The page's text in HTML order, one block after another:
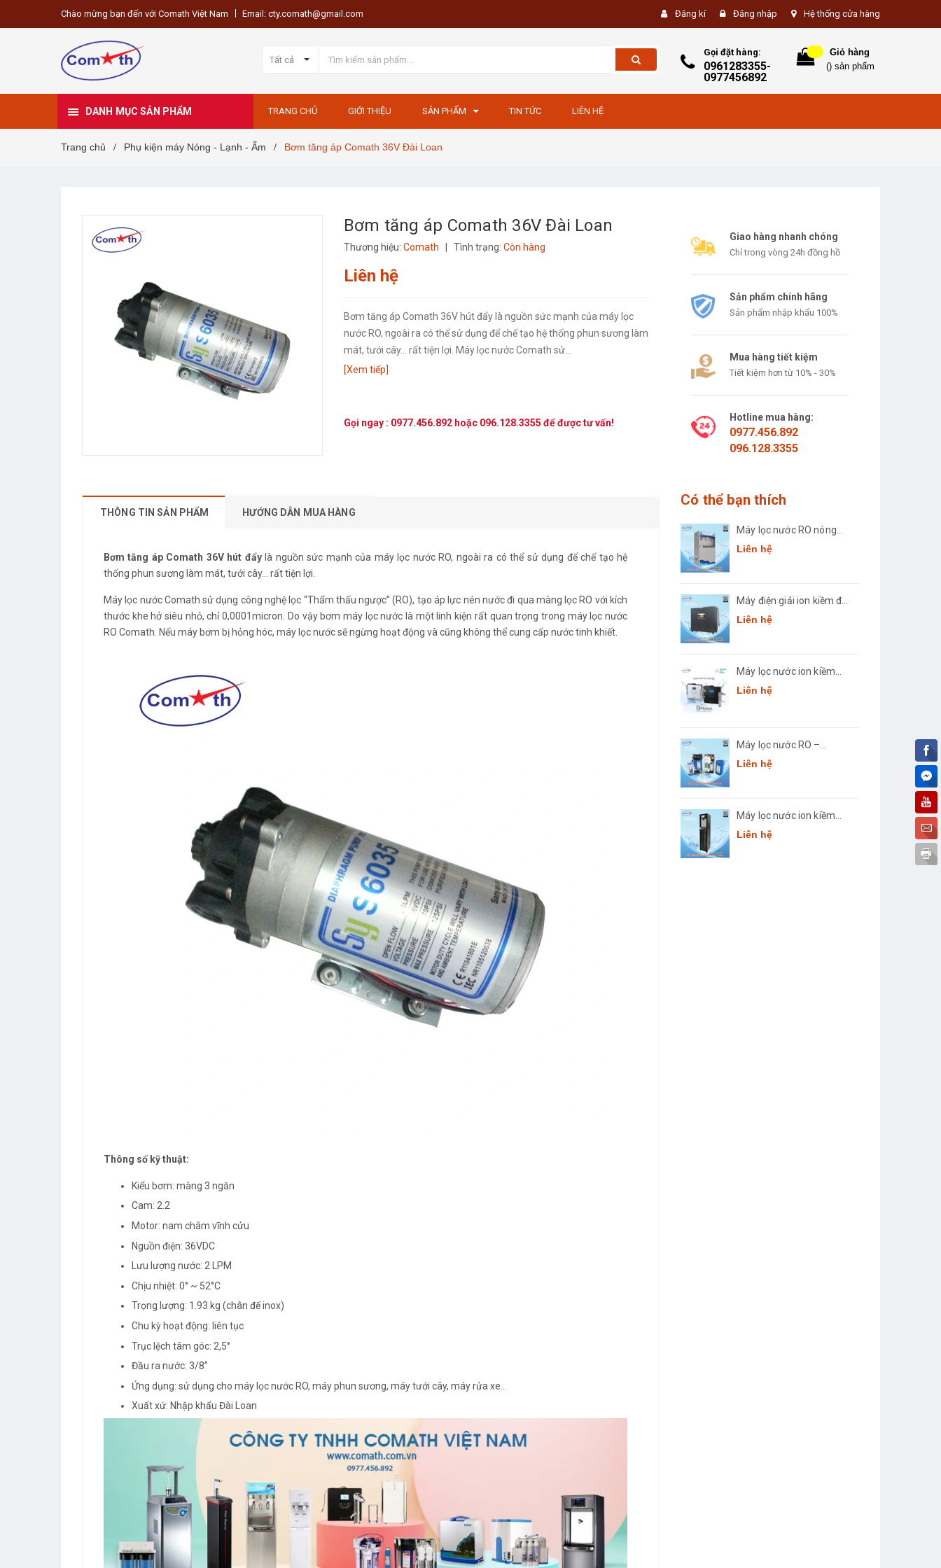
Chào mừng bạn đến với Comath Việt Nam Email: cty.comath@gmail.com Đăng kí Đăng nhập Hệ thống cửa hàng
Tất cả
Gọi đặt hàng:
0961283355-
0977456892
Giỏ hàng
() sản phẩm
DANH MỤC SẢN PHẨM TRANG CHỦ GIỚI THIỆU SẢN PHẨM TIN TỨC LIÊN HỆ
Trang chủ / Phụ kiện máy Nóng - Lạnh - Ấm / Bơm tăng áp Comath 36V Đài Loan
Bơm tăng áp Comath 36V Đài Loan
Thương hiệu: Comath Tình trạng: Còn hàng
Liên hệ
Bơm tăng áp Comath 36V hút đẩy là nguồn sức mạnh của máy lọc
nước RO, ngoài ra có thể sử dụng để chế tạo hệ thống phun sương làm
mát, tưới cây... rất tiện lợi. Máy lọc nước Comath sử...
[Xem tiếp]
Gọi ngay : 0977.456.892 hoặc 096.128.3355 để được tư vấn!
THÔNG TIN SẢN PHẨM HƯỚNG DẪN MUA HÀNG
Bơm tăng áp Comath 36V hút đẩylà nguồn sức mạnh của máy lọc nước RO, ngoài ra có thể sử dụng để chế tạo hệ
thống phun sương làm mát, tưới cây... rất tiện lợi.
Máy lọc nước Comath sử dụng công nghệ lọc “Thẩm thấu ngược” (RO), tạo áp lực nén nước đi qua màng lọc RO với kích
thước khe hở siêu nhỏ, chỉ 0,0001micron. Do vậy bơm máy lọc nước là một linh kiện rất quan trọng trong máy lọc nước
RO Comath. Nếu máy bơm bị hỏng hóc, máy lọc nước sẽ ngừng hoạt động và cũng không thể cung cấp nước tinh khiết.
Thông số kỹ thuật:
Kiểu bơm: màng 3 ngăn
Cam: 2.2
Motor: nam châm vĩnh cửu
Nguồn điện: 36VDC
Lưu lượng nước: 2 LPM
Chịu nhiệt: 0° ~ 52°C
Trọng lượng: 1.93 kg (chân đế inox)
Chu kỳ hoạt động: liên tục
Trục lệch tâm góc: 2,5°
Đầu ra nước: 3/8”
Ứng dụng: sử dụng cho máy lọc nước RO, máy phun sương, máy tưới cây, máy rửa xe...
Xuất xứ: Nhập khẩu Đài Loan
Giao hàng nhanh chóng
Chỉ trong vòng 24h đồng hồ
Sản phẩm chính hãng
Sản phẩm nhập khẩu 100%
Mua hàng tiết kiệm
Tiết kiệm hơn từ 10% - 30%
Hotline mua hàng:
0977.456.892
096.128.3355
Có thể bạn thích
Máy lọc nước RO nóng
lạnh công suất lớn
Comath CM2681-50
Liên hệ
Máy điện giải ion kiềm để
bàn Comath Smart CM-
Liên hệ
Máy lọc nước ion kiềm
giàu hydro Crewelter 9
Hàn Quốc
Liên hệ
Máy lọc nước RO –
JUMBO Comath CM7
Liên hệ
Máy lọc nước ion kiềm
thông minh Comath
Smart CM3668
Liên hệ